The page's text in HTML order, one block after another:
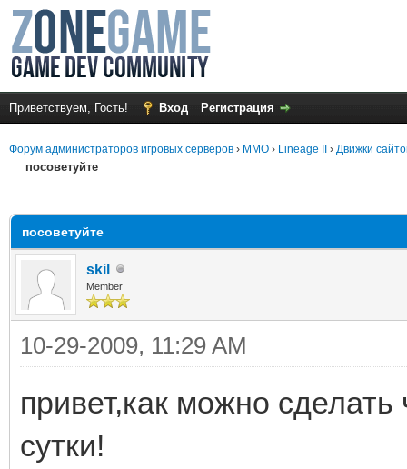
Приветствуем, Гость! Вход Регистрация
Форум администраторов игровых серверов › MMO › Lineage II › Движки
посоветуйте
посоветуйте
skil
Member
10-29-2009, 11:29 AM
привет,как можно
сутки!